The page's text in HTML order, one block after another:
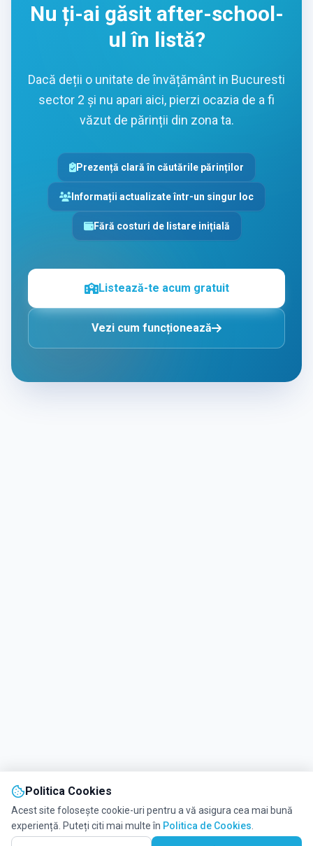
Nu ți-ai găsit after-school-
ul în listă?
Dacă deții o unitate de învățământ in Bucuresti
sector 2 și nu apari aici, pierzi ocazia de a fi
văzut de părinții din zona ta.
Prezență clară în căutările părinților
Informații actualizate într-un singur loc
Fără costuri de listare inițială
Listează-te acum gratuit
Vezi cum funcționează
Politica Cookies
Acest site folosește cookie-uri pentru a vă asigura cea mai bună
experiență. Puteți citi mai multe în Politica de Cookies